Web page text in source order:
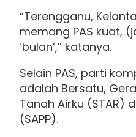
“Terengganu,
memang PAS kuat,
‘bulan’,” katanya.
Selain PAS, parti
adalah Bersatu,
Tanah Airku (STAR)
(SAPP).